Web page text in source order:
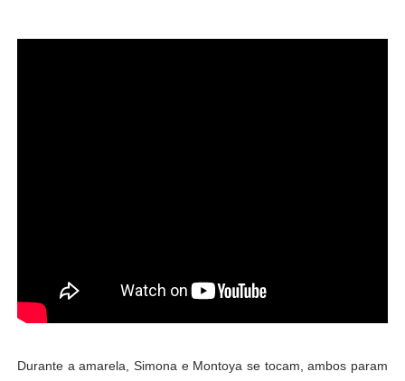
Durante a amarela, Simona e Montoya se tocam, ambos param